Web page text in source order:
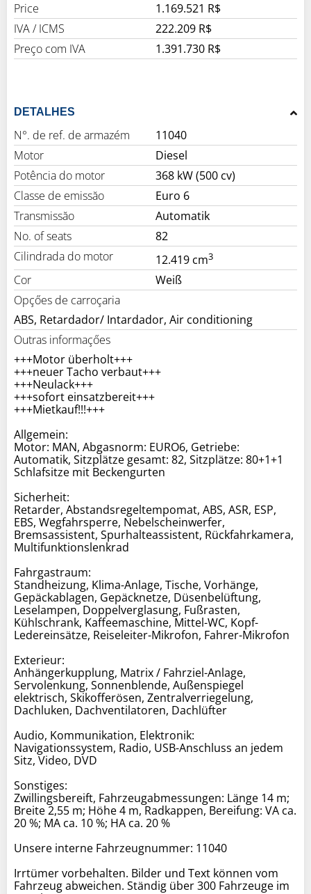
Price
1.169.521 R$
IVA / ICMS
222.209 R$
Preço com IVA
1.391.730 R$
DETALHES
N°. de ref. de armazém
11040
Motor
Diesel
Potência do motor
368 kW (500 cv)
Classe de emissăo
Euro 6
Transmissăo
Automatik
No. of seats
82
Cilindrada do motor
12.419 cm3
Cor
Weiß
Opçőes de carroçaria
ABS, Retardador/ Intardador, Air conditioning
Outras informaçőes
+++Motor überholt+++
+++neuer Tacho verbaut+++
+++Neulack+++
+++sofort einsatzbereit+++
+++Mietkauf!!!+++
Allgemein:
Motor: MAN, Abgasnorm: EURO6, Getriebe:
Automatik, Sitzplätze gesamt: 82, Sitzplätze: 80+1+1
Schlafsitze mit Beckengurten
Sicherheit:
Retarder, Abstandsregeltempomat, ABS, ASR, ESP,
EBS, Wegfahrsperre, Nebelscheinwerfer,
Bremsassistent, Spurhalteassistent, Rückfahrkamera,
Multifunktionslenkrad
Fahrgastraum:
Standheizung, Klima-Anlage, Tische, Vorhänge,
Gepäckablagen, Gepäcknetze, Düsenbelüftung,
Leselampen, Doppelverglasung, Fußrasten,
Kühlschrank, Kaffeemaschine, Mittel-WC, Kopf-
Ledereinsätze, Reiseleiter-Mikrofon, Fahrer-Mikrofon
Exterieur:
Anhängerkupplung, Matrix / Fahrziel-Anlage,
Servolenkung, Sonnenblende, Außenspiegel
elektrisch, Skikofferösen, Zentralverriegelung,
Dachluken, Dachventilatoren, Dachlüfter
Audio, Kommunikation, Elektronik:
Navigationssystem, Radio, USB-Anschluss an jedem
Sitz, Video, DVD
Sonstiges:
Zwillingsbereift, Fahrzeugabmessungen: Länge 14 m;
Breite 2,55 m; Höhe 4 m, Radkappen, Bereifung: VA ca.
20 %; MA ca. 10 %; HA ca. 20 %
Unsere interne Fahrzeugnummer: 11040
Irrtümer vorbehalten. Bilder und Text können vom
Fahrzeug abweichen. Ständig über 300 Fahrzeuge im